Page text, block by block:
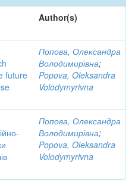
Author(s)
future
Попова, Олександра
Володимирівна;
Popova, Oleksandra
Volodymyrivna
Попова, Олександра
Володимирівна;
Popova, Oleksandra
Volodymyrivna